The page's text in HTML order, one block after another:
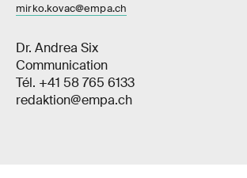
mirko.kovac@empa.ch
Dr. Andrea Six
Communication
Tél. +41 58 765 6133
redaktion@empa.ch